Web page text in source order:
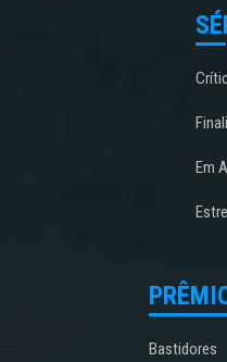
Em
Bastidores